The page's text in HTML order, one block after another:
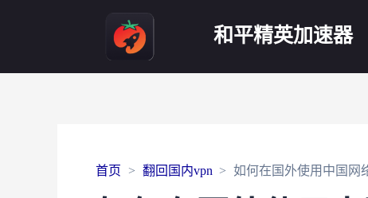
和平精英加速器
首页 翻回国内vpn 如何在国外使用中国网